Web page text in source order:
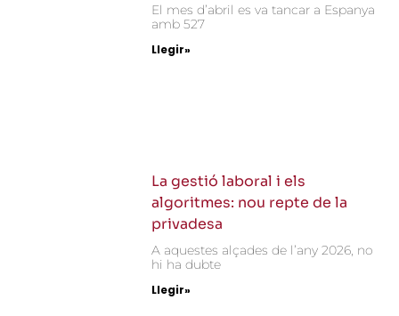
El mes d’abril es va tancar a Espanya
amb 527
Llegir»
La gestió laboral i els
algoritmes: nou repte de la
privadesa
A aquestes alçades de l’any 2026, no
hi ha dubte
Llegir»